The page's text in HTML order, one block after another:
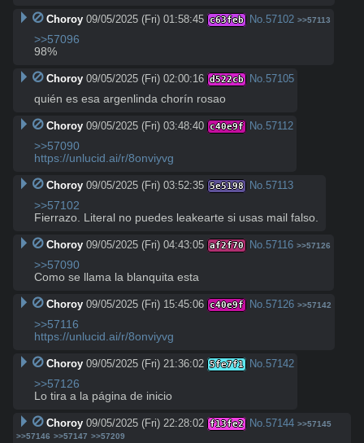
Choroy 09/05/2025 (Fri) 01:58:45 c63feb No.57102 >>57113
>>57096
98%
Choroy 09/05/2025 (Fri) 02:00:16 d522cb No.57105
quién es esa argenlinda chorín rosao
Choroy 09/05/2025 (Fri) 03:48:40 c40e9f No.57112
>>57090
https://unlucid.ai/r/8onviyvg
Choroy 09/05/2025 (Fri) 03:52:35 5e5198 No.57113
>>57102
Fierrazo. Literal no puedes leakearte si usas mail falso.
Choroy 09/05/2025 (Fri) 04:43:05 af2f70 No.57116 >>57126
>>57090
Como se llama la blanquita esta
Choroy 09/05/2025 (Fri) 15:45:06 c40e9f No.57126 >>57142
>>57116
https://unlucid.ai/r/8onviyvg
Choroy 09/05/2025 (Fri) 21:36:02 5fe7f1 No.57142
>>57126
Lo tira a la página de inicio
Choroy 09/05/2025 (Fri) 22:28:02 f13fe2 No.57144 >>57145
>>57146 >>57147 >>57209